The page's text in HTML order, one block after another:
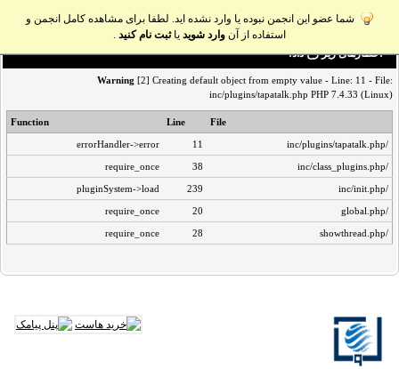
شما عضو این انجمن نبوده یا وارد نشده اید. لطفا برای مشاهده کامل انجمن و
استفاده از آن وارد شوید یاثبت نام کنید .
اخطار‌های زیر رخ داد:
Warning [2] Creating default object from empty value - Line: 11 - File:
inc/plugins/tapatalk.php PHP 7.4.33 (Linux)
File
Line
Function
/inc/plugins/tapatalk.php
11
errorHandler->error
/inc/class_plugins.php
38
require_once
/inc/init.php
239
pluginSystem->load
/global.php
20
require_once
/showthread.php
28
require_once